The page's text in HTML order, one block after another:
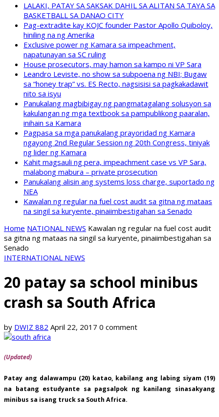
LALAKI, PATAY SA SAKSAK DAHIL SA ALITAN SA TAYA SA
BASKETBALL SA DANAO CITY
Pag-extradite kay KOJC founder Pastor Apollo Quiboloy,
hiniling na ng Amerika
Exclusive power ng Kamara sa impeachment,
napatunayan sa SC ruling
House prosecutors, may hamon sa kampo ni VP Sara
Leandro Leviste, no show sa subpoena ng NBI; Bugaw
sa “honey trap” vs. ES Recto, nagsisisi sa pagkakadawit
nito sa isyu
Panukalang magbibigay ng pangmatagalang solusyon sa
kakulangan ng mga textbook sa pampublikong paaralan,
inihain sa Kamara
Pagpasa sa mga panukalang prayoridad ng Kamara
ngayong 2nd Regular Session ng 20th Congress, tiniyak
ng lider ng Kamara
Kahit magsauli ng pera, impeachment case vs VP Sara,
malabong mabura – private prosecution
Panukalang alisin ang systems loss charge, suportado ng
NEA
Kawalan ng regular na fuel cost audit sa gitna ng mataas
na singil sa kuryente, pinaiimbestigahan sa Senado
Home NATIONAL NEWS Kawalan ng regular na fuel cost audit
sa gitna ng mataas na singil sa kuryente, pinaiimbestigahan sa
Senado
INTERNATIONAL NEWS
20 patay sa school minibus
crash sa South Africa
by DWIZ 882 April 22, 2017 0 comment
(Updated)
Patay ang dalawampu (20) katao, kabilang ang labing siyam (19)
na batang estudyante sa pagsalpok ng kanilang sinasakyang
minibus sa isang truck sa South Africa.